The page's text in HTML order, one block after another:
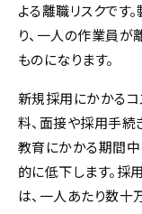
よる離職リスクです
り、一人の作業員
ものになります。
新規採用にかかるコ
料、面接や採用手続
教育にかかる期間
的に低下します。採
は、一人あたり数十